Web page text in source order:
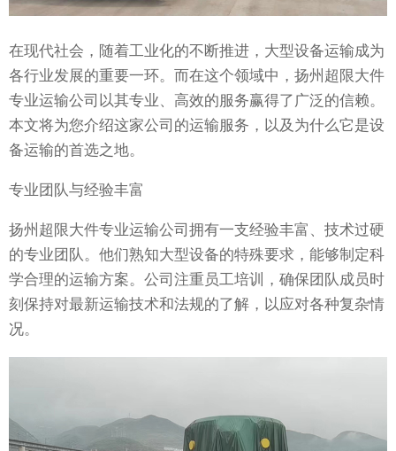
在现代社会，随着工业化的不断推进，大型设备运输成为
各行业发展的重要一环。而在这个领域中，扬州超限大件
专业运输公司以其专业、高效的服务赢得了广泛的信赖。
本文将为您介绍这家公司的运输服务，以及为什么它是设
备运输的首选之地。
专业团队与经验丰富
扬州超限大件专业运输公司拥有一支经验丰富、技术过硬
的专业团队。他们熟知大型设备的特殊要求，能够制定科
学合理的运输方案。公司注重员工培训，确保团队成员时
刻保持对最新运输技术和法规的了解，以应对各种复杂情
况。